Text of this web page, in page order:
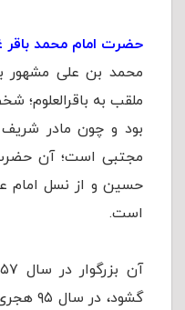
حضرت امام محمد باقر
محمد بن علی مشهور
ملقب به
بود و چون مادر شريف
مجتبی است؛ آن
حسین و از نسل امام
است.